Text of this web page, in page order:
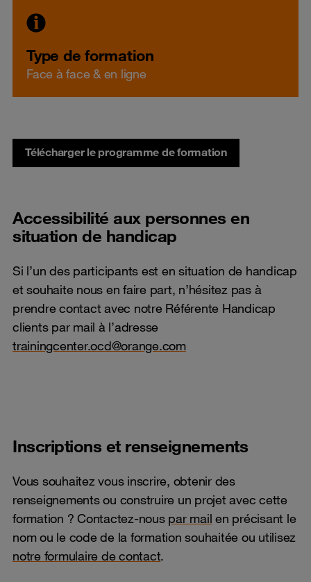
Type de formation
Face à face & en ligne
Télécharger le programme de formation
Accessibilité aux personnes en
situation de handicap
Si l’un des participants est en situation de handicap
et souhaite nous en faire part, n’hésitez pas à
prendre contact avec notre Référente Handicap
clients par mail à l’adresse
trainingcenter.ocd@orange.com
Inscriptions et renseignements
Vous souhaitez vous inscrire, obtenir des
renseignements ou construire un projet avec cette
formation ? Contactez-nous par mail en précisant le
nom ou le code de la formation souhaitée ou utilisez
notre formulaire de contact.